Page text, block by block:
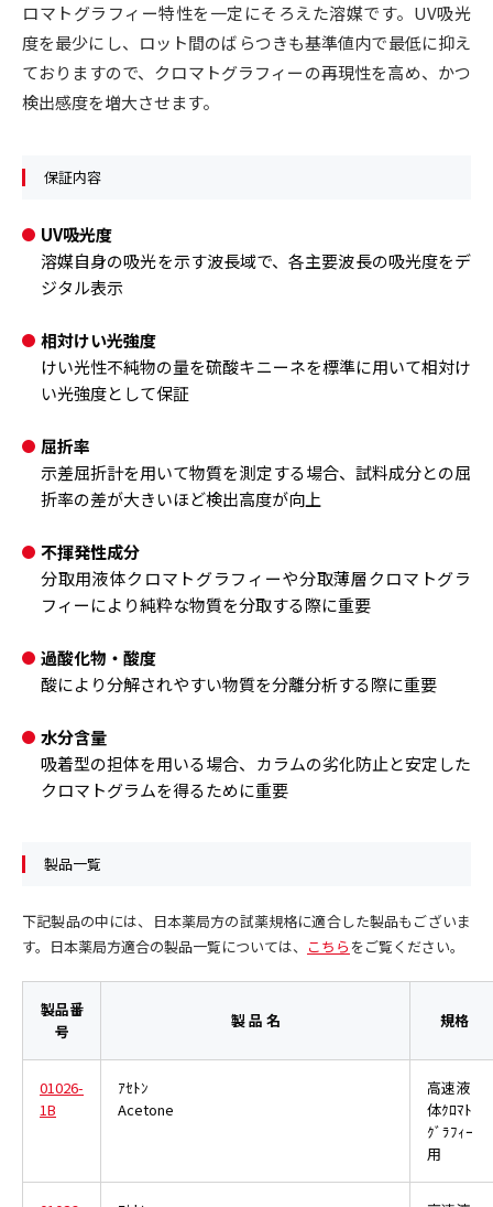
ロマトグラフィー特性を一定にそろえた溶媒です。UV吸光
度を最少にし、ロット間のばらつきも基準値内で最低に抑え
ておりますので、クロマトグラフィーの再現性を高め、かつ
検出感度を増大させます。
保証内容
UV吸光度
溶媒自身の吸光を示す波長域で、各主要波長の吸光度をデ
ジタル表示
相対けい光強度
けい光性不純物の量を硫酸キニーネを標準に用いて相対け
い光強度として保証
屈折率
示差屈折計を用いて物質を測定する場合、試料成分との屈
折率の差が大きいほど検出高度が向上
不揮発性成分
分取用液体クロマトグラフィーや分取薄層クロマトグラ
フィーにより純粋な物質を分取する際に重要
過酸化物・酸度
酸により分解されやすい物質を分離分析する際に重要
水分含量
吸着型の担体を用いる場合、カラムの劣化防止と安定した
クロマトグラムを得るために重要
製品一覧
下記製品の中には、日本薬局方の試薬規格に適合した製品もございま
す。日本薬局方適合の製品一覧については、 こちら をご覧ください。
製品番
号
製 品 名 規格
01026-
1B
ｱｾﾄﾝ
Acetone
高速液
体ｸﾛﾏﾄ
ｸﾞﾗﾌｨｰ
用